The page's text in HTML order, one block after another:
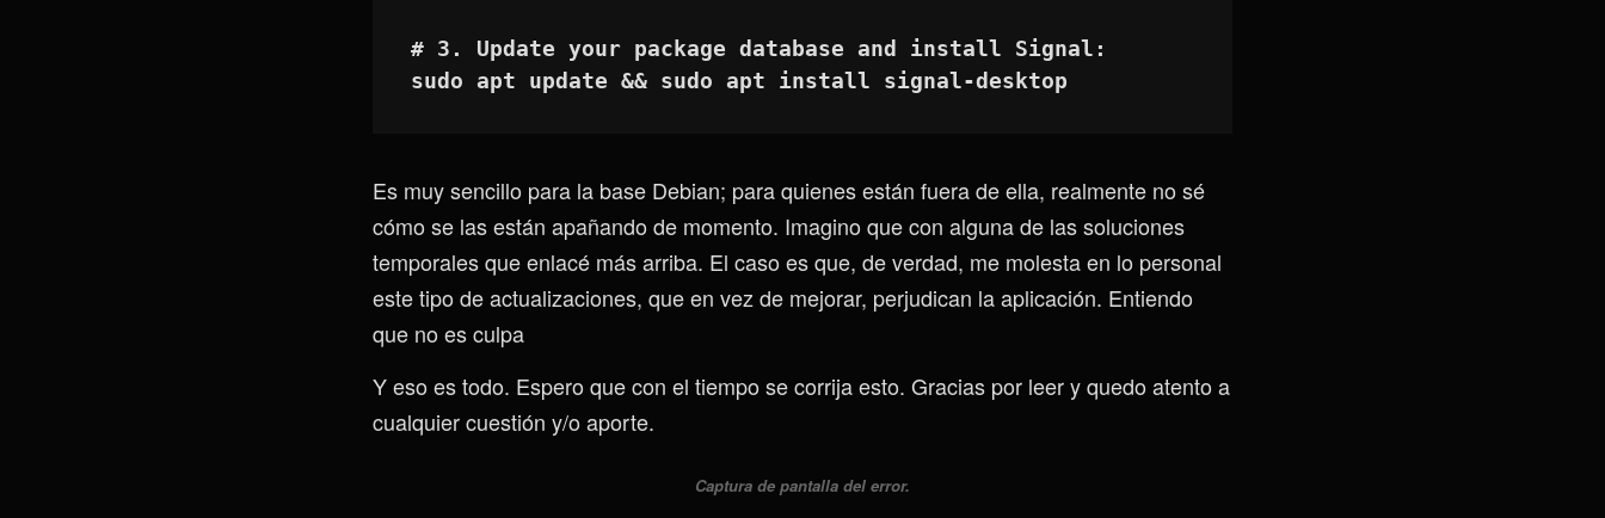
# 3. Update your package database and install Signal:
sudo apt update && sudo apt install signal-desktop
Es muy sencillo para la base Debian; para quienes están fuera de ella, realmente no sé
cómo se las están apañando de momento. Imagino que con alguna de las soluciones
temporales que enlacé más arriba. El caso es que, de verdad, me molesta en lo personal
este tipo de actualizaciones, que en vez de mejorar, perjudican la aplicación. Entiendo
que no es culpa
Y eso es todo. Espero que con el tiempo se corrija esto. Gracias por leer y quedo atento a
cualquier cuestión y/o aporte.
Captura de pantalla del error.